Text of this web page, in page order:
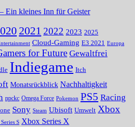
Ein kleines Inn für Geister
2021 2022 2023 2025
Cloud-Gaming E3 2021 Europa
for Future Gewaltfrei
Indiegame Itch
Monatsrückblick Nachhaltigkeit
npckc Omega Force Pokemon PS5 Racing
Sony Steam Ubisoft Umwelt Xbox
S Xbox Series X